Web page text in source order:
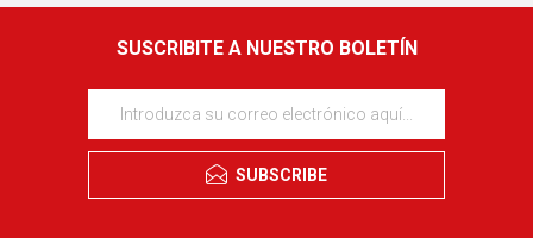
SUSCRIBITE A NUESTRO BOLETÍN
SUBSCRIBE